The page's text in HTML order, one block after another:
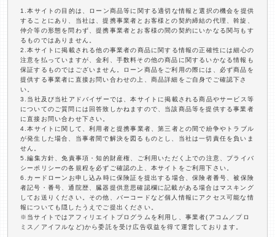
1.本サイトの目的は、ローン商品等に関する適切な情報と選択の機会を提供
することにあり、当社は、提携事業者とお客様との契約締結の代理、斡旋、
仲介等の形態を問わず、提携事業者とお客様の間の契約にいかなる関与もす
るものではありません。
2.本サイトに掲載される他の事業者の商品に関する情報の正確性には細心の
注意を払っていますが、金利、手数料その他の商品に関するいかなる情報も
保証するものではございません。ローン商品をご利用の際には、必ず商品を
提供する事業者に直接お問い合わせの上、商品詳細をご自身でご確認下さ
い。
3.当社及び当社アドバイザーでは、本サイトに掲載される商品やサービス等
についてのご質問には回答致しかねますので、当該商品等を提供する事業者
に直接お問い合わせ下さい。
4.本サイトに関して、利用者と提携事業者、第三者との間で紛争やトラブル
が発生した場合、当事者間で解決を図るものとし、当社は一切責任を負いま
せん。
5.編集方針、免責事項・知的財産権、ご利用いただく上での注意、プライバ
シーポリシーの各規程を必ずご確認の上、本サイトをご利用下さい。
6.カードローンお申し込み時に保険証を提出する場合、保険者番号、被保険
者記号・番号、通院歴、臓器提供意思確認欄に記載がある場合はマスキング
してお送りください。その他、バーコードなど個人情報にアクセス可能な情
報についても隠したうえでご提出ください。
※当サイトではアフィリエイトプログラムを利用し、事業者(アコム／プロ
ミス／アイフルなど)から委託を受け広告収益を得て運営しております。